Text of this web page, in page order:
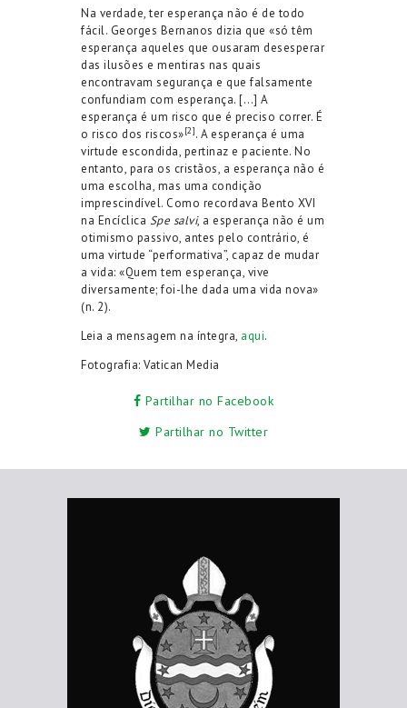
Na verdade, ter esperança não é de todo
fácil. Georges Bernanos dizia que «só têm
esperança aqueles que ousaram desesperar
das ilusões e mentiras nas quais
encontravam segurança e que falsamente
confundiam com esperança. […] A
esperança é um risco que é preciso correr. É
o risco dos riscos»[2]. A esperança é uma
virtude escondida, pertinaz e paciente. No
entanto, para os cristãos, a esperança não é
uma escolha, mas uma condição
imprescindível. Como recordava Bento XVI
na Encíclica Spe salvi, a esperança não é um
otimismo passivo, antes pelo contrário, é
uma virtude “performativa”, capaz de mudar
a vida: «Quem tem esperança, vive
diversamente; foi-lhe dada uma vida nova»
(n. 2).
Leia a mensagem na íntegra, aqui.
Fotografia: Vatican Media
Partilhar no Facebook
Partilhar no Twitter